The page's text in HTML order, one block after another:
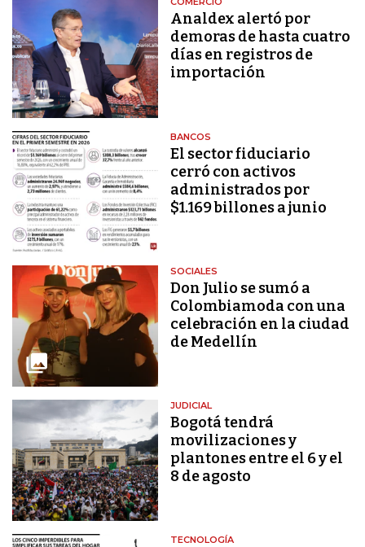
Analdex alertó por
demoras de hasta cuatro
días en registros de
importación
BANCOS
El sector fiduciario
cerró con activos
administrados por
$1.169 billones a junio
SOCIALES
Don Julio se sumó a
Colombiamoda con una
celebración en la ciudad
de Medellín
JUDICIAL
Bogotá tendrá
movilizaciones y
plantones entre el 6 y el
8 de agosto
TECNOLOGÍA